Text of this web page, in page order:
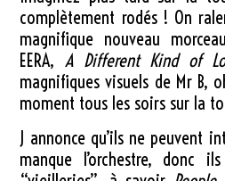
complètement rodés ! On
magnifique nouveau
EERA,A Different Kind of
magnifiques visuels de Mr B,
moment tous les soirs sur la
J annonce qu’ils ne peuvent
manque l’orchestre, donc